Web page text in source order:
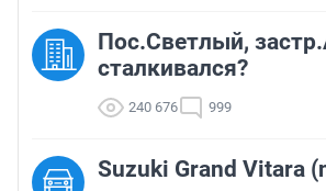
Пос.Светлый,
сталкивался?
240 676 999
Suzuki Grand Vitara